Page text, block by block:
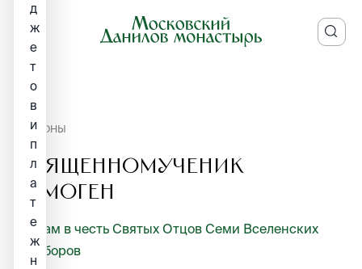
ИКОНЫ
Священномученик
Ермоген
Храм в честь Святых Отцов Семи Вселенских
Соборов
д
ж
е
т
о
в
и
п
л
а
т
е
ж
н